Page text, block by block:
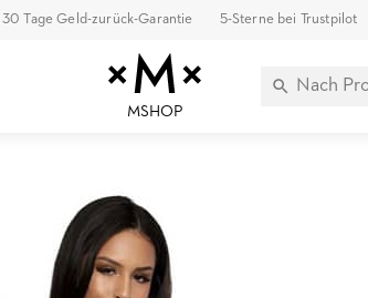
30 Tage Geld-zurück-Garantie 5-Sterne bei Trustpilot
MSHOP